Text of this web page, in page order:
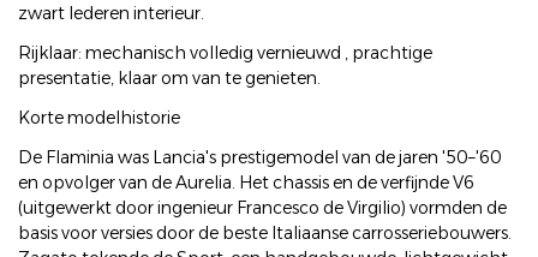
zwart lederen interieur.
Rijklaar: mechanisch volledig vernieuwd , prachtige
presentatie, klaar om van te genieten.
Korte modelhistorie
De Flaminia was Lancia's prestigemodel van de jaren '50–'60
en opvolger van de Aurelia. Het chassis en de verfijnde V6
(uitgewerkt door ingenieur Francesco de Virgilio) vormden de
basis voor versies door de beste Italiaanse carrosseriebouwers.